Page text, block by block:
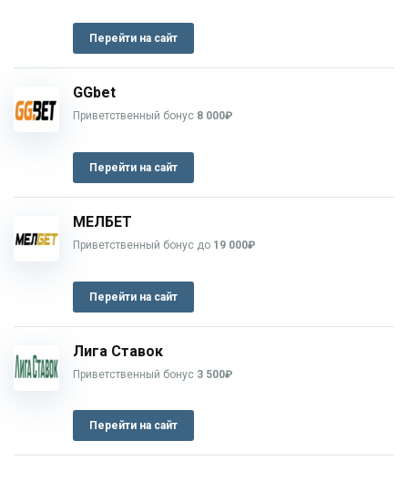
Перейти на сайт
GGbet
Приветственный бонус 8 000₽
Перейти на сайт
МЕЛБЕТ
Приветственный бонус до 19 000₽
Перейти на сайт
Лига Ставок
Приветственный бонус 3 500₽
Перейти на сайт